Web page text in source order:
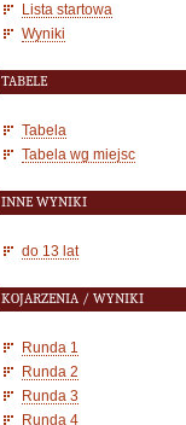
Lista startowa
Wyniki
TABELE
Tabela
Tabela wg miejsc
INNE WYNIKI
do 13 lat
KOJARZENIA / WYNIKI
Runda 1
Runda 2
Runda 3
Runda 4